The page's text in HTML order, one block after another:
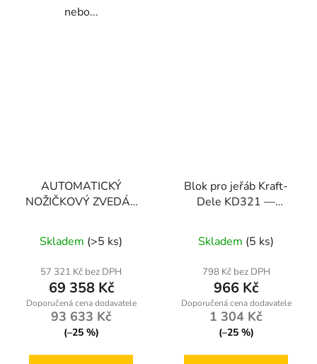
nebo...
AUTOMATICKÝ
NOŽIČKOVÝ ZVEDÁK
Skladem (>5 ks)
57 321 Kč bez DPH
69 358 Kč
93 633 Kč
(–25 %)
Blok pro jeřáb Kraft-
Dele KD321 —
nosností 900 kg
Skladem (5 ks)
798 Kč bez DPH
966 Kč
1 304 Kč
(–25 %)